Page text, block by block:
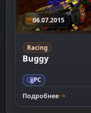
06.07.2015
Racing
Buggy
PC
Подробнее